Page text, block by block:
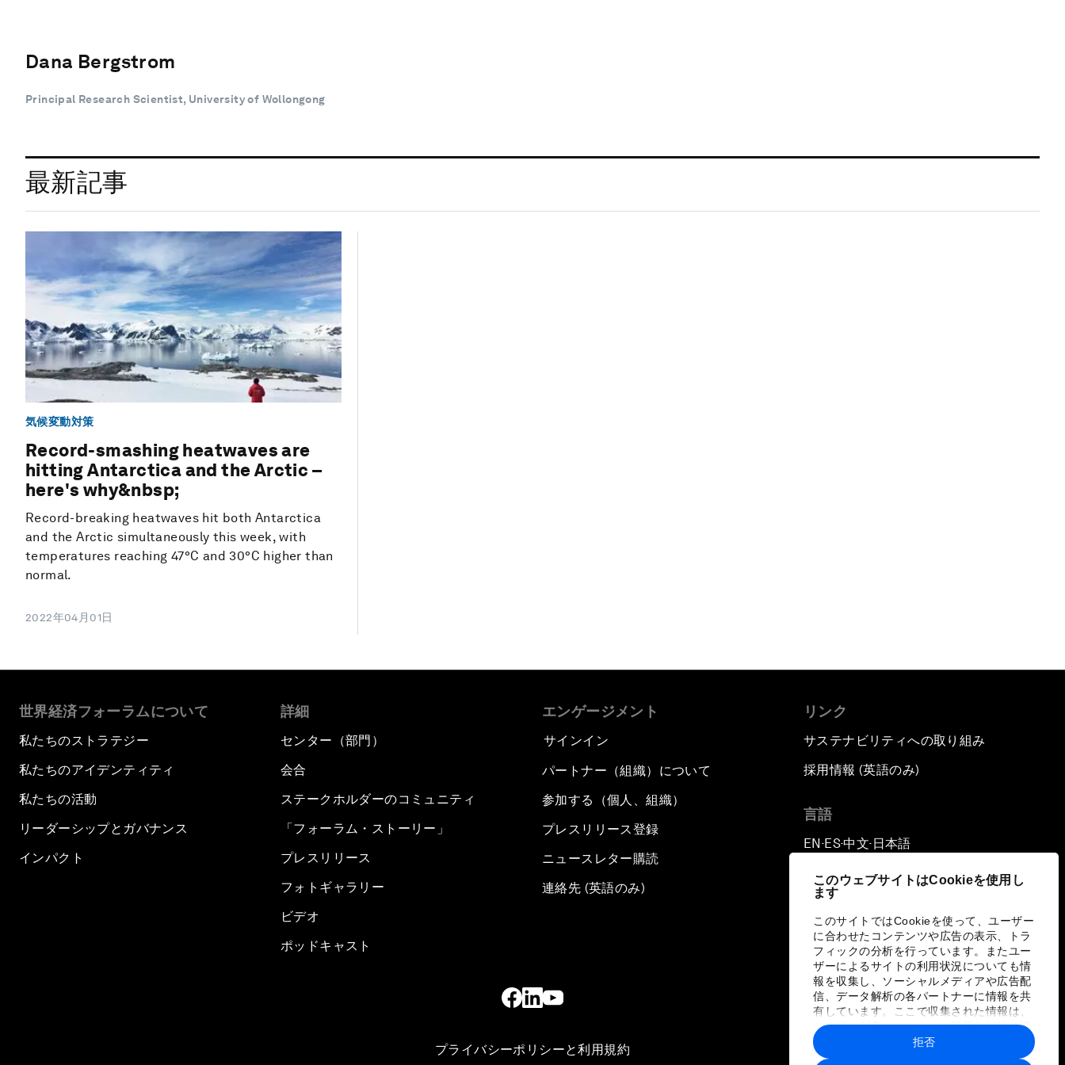
このウェブサイトはCookieを使用し
ます
このサイトではCookieを使って、ユーザー
に合わせたコンテンツや広告の表示、トラ
フィックの分析を行っています。またユー
ザーによるサイトの利用状況についても情
報を収集し、ソーシャルメディアや広告配
信、データ解析の各パートナーに情報を共
有しています。ここで収集された情報は、
ユーザーが各パートナーに提供した他の情
報や各パートナーのサービスを使用した際
に収集された情報と組み合わされ、各パー
拒否
Dana Bergstrom
Principal Research Scientist, University of Wollongong
最新記事
気候変動対策
Record-smashing heatwaves are
hitting Antarctica and the Arctic –
here's why&nbsp;
Record-breaking heatwaves hit both Antarctica
and the Arctic simultaneously this week, with
temperatures reaching 47°C and 30°C higher than
normal.
2022年04月01日
世界経済フォーラムについて
私たちのストラテジー
私たちのアイデンティティ
私たちの活動
リーダーシップとガバナンス
インパクト
詳細
センター（部門）
会合
ステークホルダーのコミュニティ
「フォーラム・ストーリー」
プレスリリース
フォトギャラリー
ビデオ
ポッドキャスト
エンゲージメント
サインイン
パートナー（組織）について
参加する（個人、組織）
プレスリリース登録
ニュースレター購読
連絡先 (英語のみ)
リンク
サステナビリティへの取り組み
採用情報 (英語のみ)
言語
EN ▪ ES▪中文▪ 日本語
プライバシーポリシーと利用規約